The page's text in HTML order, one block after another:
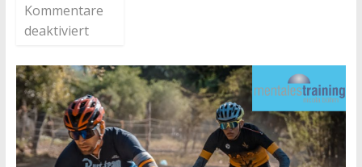
Kommentare
deaktiviert